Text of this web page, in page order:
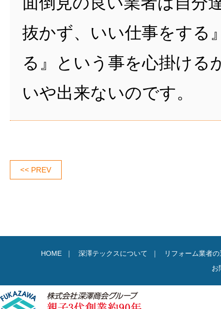
抜かず、いい仕事をする
る』という事を心掛ける
いや出来ないのです。
<< PREV
HOME ｜ 深澤テックスについて ｜
リフォーム業者
お